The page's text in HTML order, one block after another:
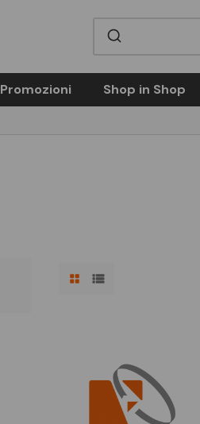
Promozioni Shop in Shop